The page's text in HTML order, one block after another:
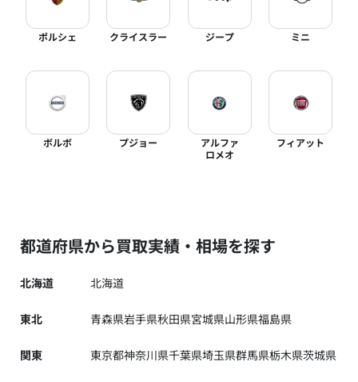
ポルシェ クライスラー ジープ ミニ
ボルボ プジョー
アルファ
ロメオ
フィアット
都道府県から買取実績・相場を探す
北海道 北海道
東北 青森県岩手県秋田県宮城県山形県福島県
関東 東京都神奈川県千葉県埼玉県群馬県栃木県茨城県